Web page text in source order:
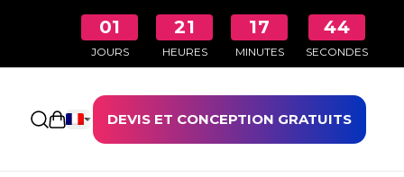
01
JOURS
21
HEURES
17
MINUTES
44
SECONDES
Ouvrir le panierDEVIS ET CONCEPTION GRATUITS